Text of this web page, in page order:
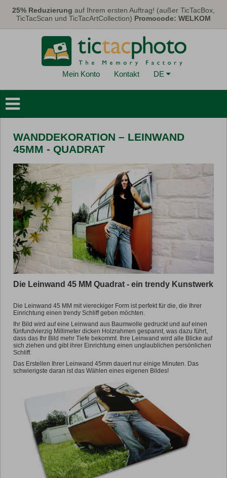
25% Reduzierung auf Ihrem ersten Auftrag! (außer TicTacBox,
TicTacScan und TicTacArtCollection) Promocode: WELKOM
Mein Konto Kontakt DE
Wanddekoration
Kalender
Karten
Fotos
FotoGeschenke
Promo
WANDDEKORATION – LEINWAND
45MM - QUADRAT
Die Leinwand 45 MM Quadrat - ein trendy Kunstwerk
Die Leinwand 45 MM mit viereckiger Form ist perfekt für die, die Ihrer
Einrichtung einen trendy Schliff geben möchten.
Ihr Bild wird auf eine Leinwand aus Baumwolle gedruckt und auf einen
fünfundvierzig Millimeter dicken Holzrahmen gespannt, was dazu führt,
dass das Ihr Bild mehr Tiefe bekommt. Ihre Leinwand wird alle Blicke auf
sich ziehen und gibt ihrer Einrichtung einen unglaublichen persönlichen
Schliff.
Das Erstellen Ihrer Leinwand 45mm dauert nur einige Minuten. Das
schwierigste daran ist das Wählen eines eigenen Bildes!